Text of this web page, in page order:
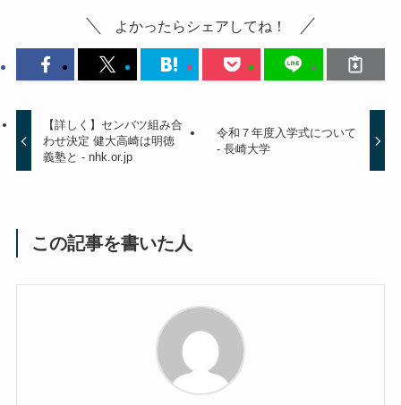
よかったらシェアしてね！
【詳しく】センバツ組み合
わせ決定 健大高崎は明徳
義塾と - nhk.or.jp
令和７年度入学式について
- 長崎大学
この記事を書いた人